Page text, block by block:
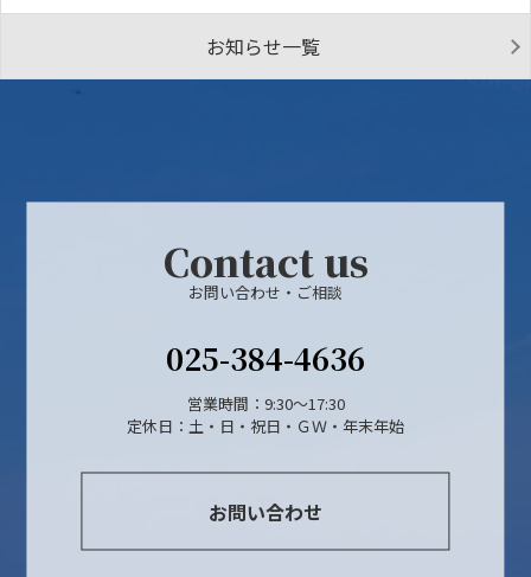
お知らせ一覧
Contact us
お問い合わせ・ご相談
025-384-4636
営業時間：9:30～17:30
定休日：土・日・祝日・ＧＷ・年末年始
お問い合わせ